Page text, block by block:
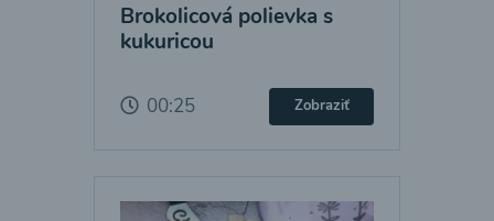
Brokolicová polievka s
kukuricou
00:25 Zobraziť